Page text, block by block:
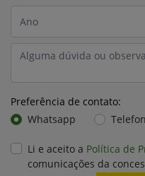
Preferência de contato:
Whatsapp
Li e aceito a Política de
comunicações da